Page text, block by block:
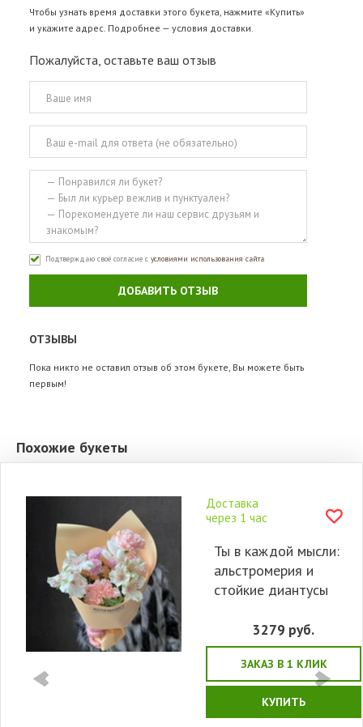
Чтобы узнать время доставки этого букета, нажмите «Купить»
и укажите адрес. Подробнее — условия доставки.
Пожалуйста, оставьте ваш отзыв
Подтверждаю своё согласие с условиями использования сайта
ДОБАВИТЬ ОТЗЫВ
ОТЗЫВЫ
Пока никто не оставил отзыв об этом букете, Вы можете быть
первым!
Похожие букеты
Доставка
через 1 час
Ты в каждой мысли:
альстромерия и
стойкие диантусы
3279 руб.
ЗАКАЗ В 1 КЛИК
КУПИТЬ